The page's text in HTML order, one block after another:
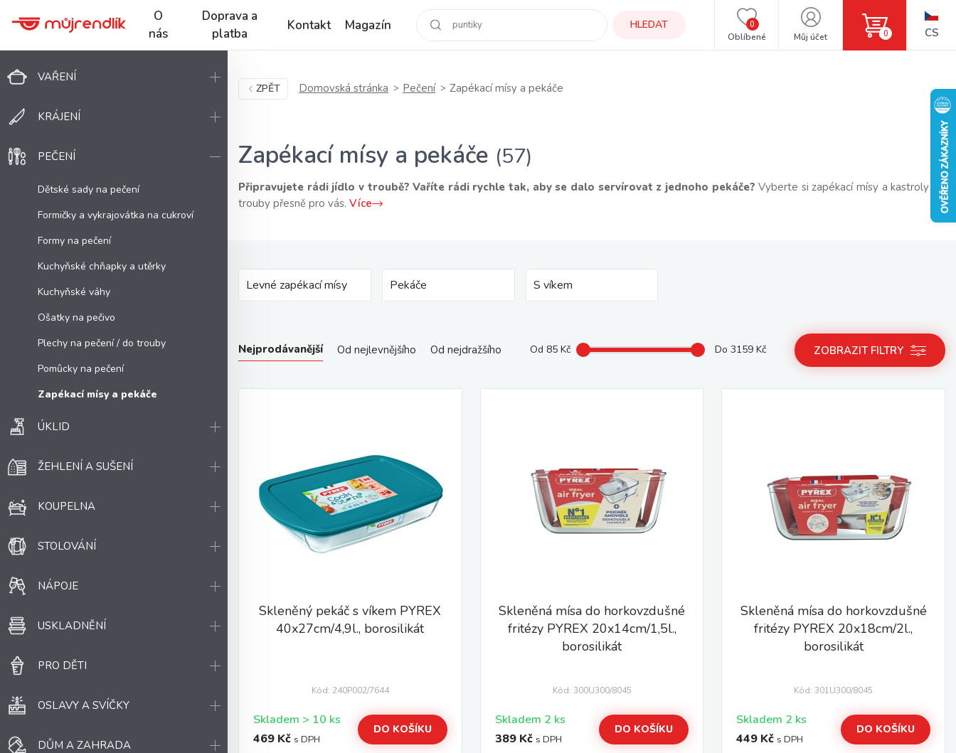
O
nás
Doprava a
platba
Kontakt Magazín HLEDAT
Oblíbené
0
Můj účet 0 CS
VAŘENÍ
KRÁJENÍ
PEČENÍ
Dětské sady na pečení
Formičky a vykrajovátka na cukroví
Formy na pečení
Kuchyňské chňapky a utěrky
Kuchyňské váhy
Ošatky na pečivo
Plechy na pečení / do trouby
Pomůcky na pečení
Zapékací mísy a pekáče
ÚKLID
ŽEHLENÍ A SUŠENÍ
KOUPELNA
STOLOVÁNÍ
NÁPOJE
USKLADNĚNÍ
PRO DĚTI
OSLAVY A SVÍČKY
DŮM A ZAHRADA
ZPĚT Domovská stránka Pečení Zapékací mísy a pekáče
Zapékací mísy a pekáče (57)
Připravujete rádi jídlo v troubě? Vaříte rádi rychle tak, aby se dalo servírovat z jednoho pekáče? Vyberte si zapékací mísy a kastroly do
trouby přesně pro vás. Více
Levné zapékací mísy Pekáče S víkem
Nejprodávanější Od nejlevnějšího Od nejdražšího Od 85 Kč Do 3159 Kč ZOBRAZIT FILTRY
Skleněný pekáč s víkem PYREX
40x27cm/4,9l., borosilikát
Kód: 240P002/7644
Skladem > 10 ks
469 Kč s DPH
DO KOŠÍKU
Skleněná mísa do horkovzdušné
fritézy PYREX 20x14cm/1,5l.,
borosilikát
Kód: 300U300/8045
Skladem 2 ks
389 Kč s DPH
DO KOŠÍKU
Skleněná mísa do horkovzdušné
fritézy PYREX 20x18cm/2l.,
borosilikát
Kód: 301U300/8045
Skladem 2 ks
449 Kč s DPH
DO KOŠÍKU